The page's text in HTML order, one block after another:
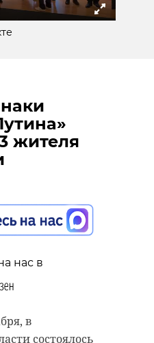
жителя
нас в
в
состоялось